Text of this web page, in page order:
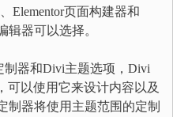
Elementor页面构建器和
辑器可以选择。
制器和Divi主题选项，Divi
可以使用它来设计内容以及
制器将使用主题范围的定制